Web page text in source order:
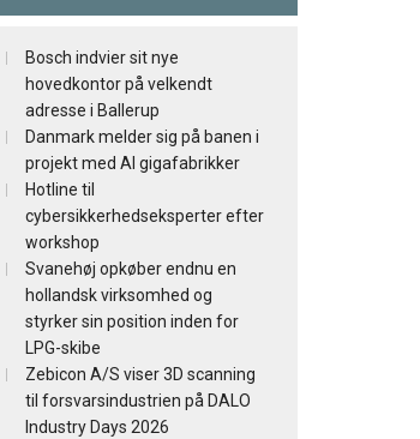
Bosch indvier sit nye
hovedkontor på velkendt
adresse i Ballerup
Danmark melder sig på banen i
projekt med AI gigafabrikker
Hotline til
cybersikkerhedseksperter efter
workshop
Svanehøj opkøber endnu en
hollandsk virksomhed og
styrker sin position inden for
LPG-skibe
Zebicon A/S viser 3D scanning
til forsvarsindustrien på DALO
Industry Days 2026